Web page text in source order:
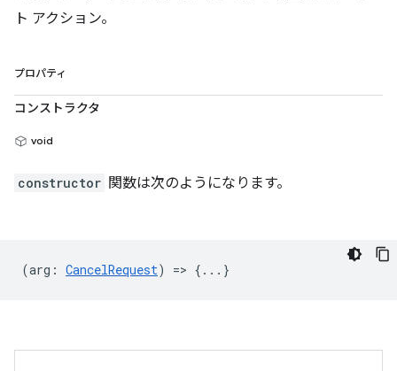
ト アクション。
プロパティ
コンストラクタ
void
constructor 関数は次のようになります。
(arg : CancelRequest) => {...}